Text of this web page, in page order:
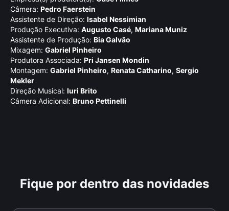
Câmera: Pedro Faerstein
Assistente de Direção: Isabel Nessimian
Produção Executiva: Augusto Casé, Mariana Muniz
Assistente de Produção: Bia Galvão
Mixagem: Gabriel Pinheiro
Produtora Associada: Pri Jansen Mondin
Montagem: Gabriel Pinheiro, Renata Catharino, Sergio
Mekler
Direção Musical: Iuri Brito
Câmera Adicional: Bruno Pettinelli
Fique por dentro das novidades